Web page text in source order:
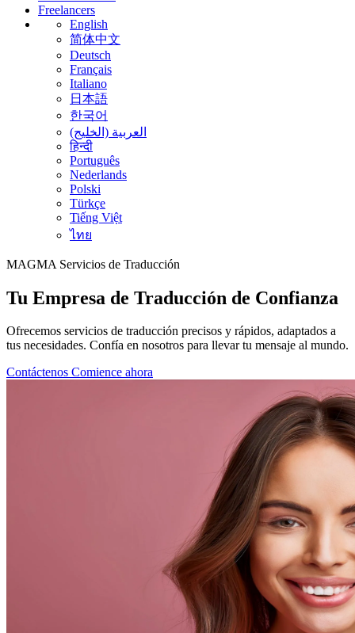
Freelancers
English
简体中文
Deutsch
Français
Italiano
日本語
한국어
العربية (الخليج)
हिन्दी
Português
Nederlands
Polski
Türkçe
Tiếng Việt
ไทย
MAGMA Servicios de Traducción
Tu Empresa de Traducción de Confianza
Ofrecemos servicios de traducción precisos y rápidos, adaptados a
tus necesidades. Confía en nosotros para llevar tu mensaje al mundo.
Contáctenos Comience ahora